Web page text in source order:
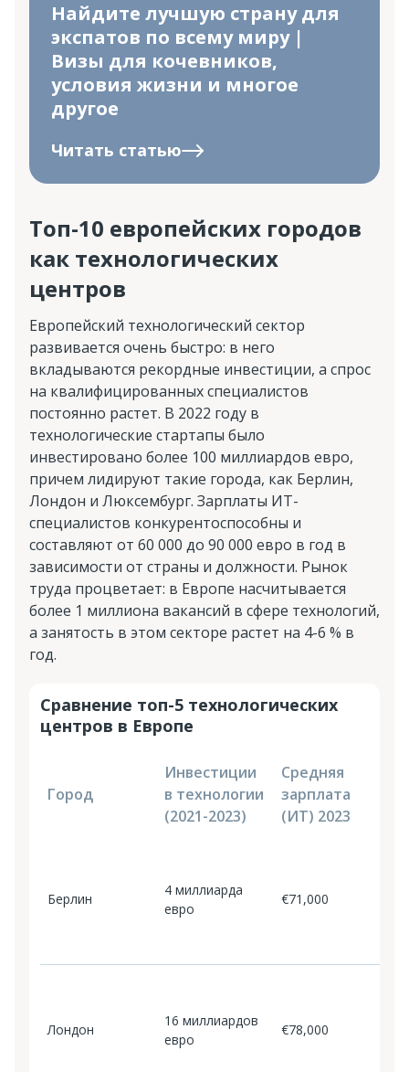
Найдите лучшую страну для
экспатов по всему миру |
Визы для кочевников,
условия жизни и многое
другое
Читать статью
Топ-10 европейских городов
как технологических
центров
Европейский технологический сектор
развивается очень быстро: в него
вкладываются рекордные инвестиции, а спрос
на квалифицированных специалистов
постоянно растет. В 2022 году в
технологические стартапы было
инвестировано более 100 миллиардов евро,
причем лидируют такие города, как Берлин,
Лондон и Люксембург. Зарплаты ИТ-
специалистов конкурентоспособны и
составляют от 60 000 до 90 000 евро в год в
зависимости от страны и должности. Рынок
труда процветает: в Европе насчитывается
более 1 миллиона вакансий в сфере технологий,
а занятость в этом секторе растет на 4-6 % в
год.
Сравнение топ-5 технологических
центров в Европе
Город
Инвестиции
в технологии
(2021-2023)
Средняя
зарплата
(ИТ) 2023
Берлин
4 миллиарда
евро
€71,000
Лондон
16 миллиардов
евро
€78,000